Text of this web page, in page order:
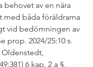
behovet av en nära
med båda föräldrarna
vid bedömningen av
prop. 2024/25:10 s.
Oldenstedt,
6 kap. 2 a §,